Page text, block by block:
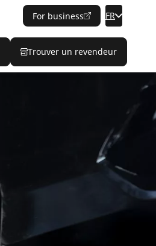
For business FR
Trouver un revendeur